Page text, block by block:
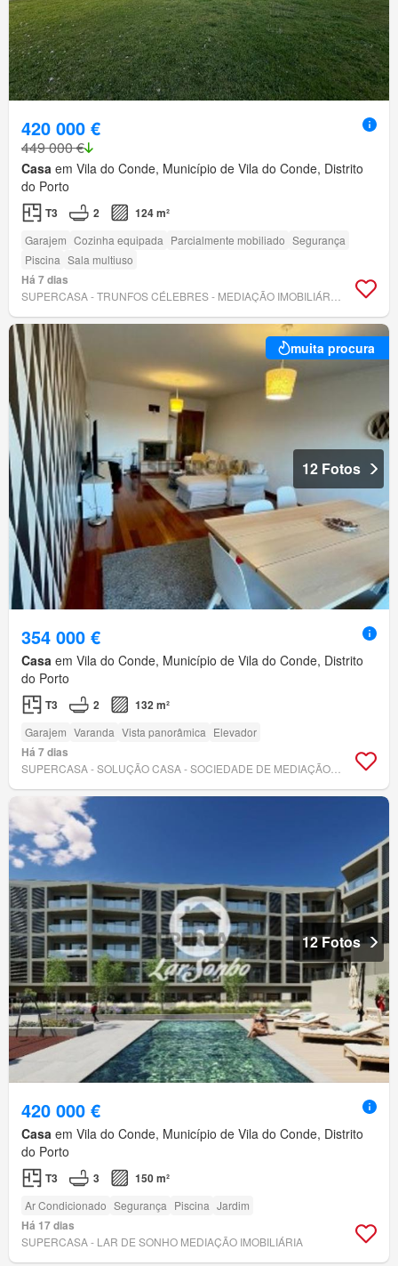
420 000 €
449 000 €
Casa em Vila do Conde, Município de Vila do Conde, Distrito
do Porto
T3 2 124 m²
Garajem Cozinha equipada Parcialmente mobiliado Segurança
Piscina Sala multiuso
Há 7 dias
muita procura
12 Fotos
354 000 €
Casa em Vila do Conde, Município de Vila do Conde, Distrito
do Porto
T3 2 132 m²
Garajem Varanda Vista panorâmica Elevador
Há 7 dias
12 Fotos
420 000 €
Casa em Vila do Conde, Município de Vila do Conde, Distrito
do Porto
T3 3 150 m²
Ar Condicionado Segurança Piscina Jardim
Há 17 dias
SUPERCASA - LAR DE SONHO MEDIAÇÃO IMOBILIÁRIA